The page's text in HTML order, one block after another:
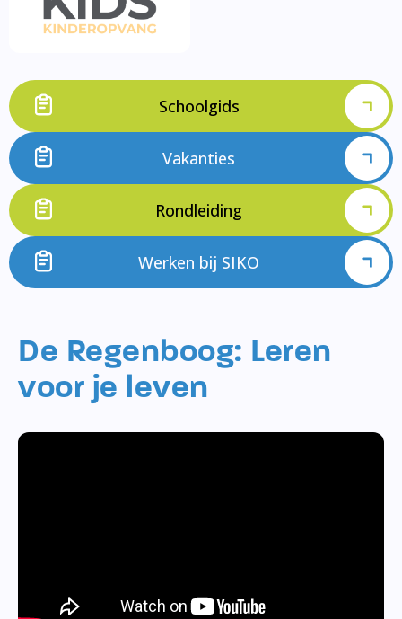
Schoolgids
Vakanties
Rondleiding
Werken bij SIKO
De Regenboog: Leren
voor je leven